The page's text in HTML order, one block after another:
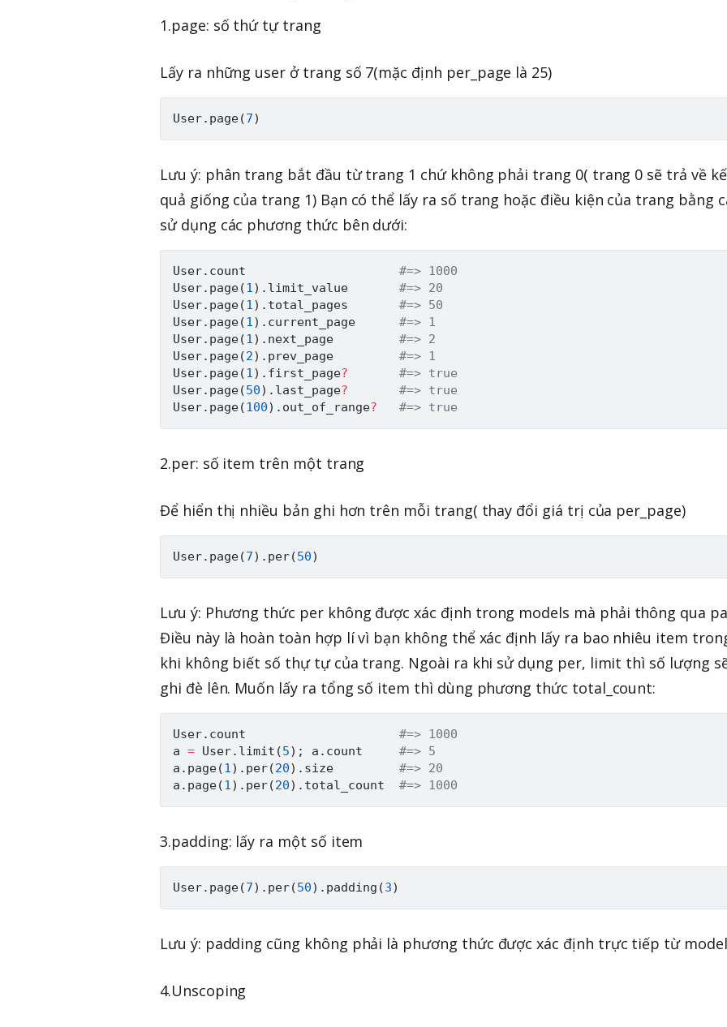
1.page: số thứ tự trang
Lấy ra những user ở trang số 7(mặc định per_page là 25)
User. page(7)
Lưu ý: phân trang bắt đầu từ trang 1 chứ không phải trang 0( trang 0 sẽ trả về
quả giống của trang 1) Bạn có thể lấy ra số trang hoặc điều kiện của trang bằng
sử dụng các phương thức bên dưới:
User. count #=> 1000
User. page(1) . limit_value #=> 20
User. page(1) . total_pages #=> 50
User. page(1) . current_page #=> 1
User. page(1) . next_page #=> 2
User. page(2) . prev_page #=> 1
User. page(1) . first_page?
#=> true
User. page(50) . last_page?
#=> true
User. page(100) . out_of_range? #=> true
2.per: số item trên một trang
Để hiển thị nhiều bản ghi hơn trên mỗi trang( thay đổi giá trị của per_page)
User. page(7) . per(50)
Lưu ý: Phương thức per không được xác định trong models mà phải thông qua
Điều này là hoàn toàn hợp lí vì bạn không thể xác định lấy ra bao nhiêu item
khi không biết số thự tự của trang. Ngoài ra khi sử dụng per, limit thì số lượng
ghi đè lên. Muốn lấy ra tổng số item thì dùng phương thức total_count:
User. count #=> 1000
a = User. limit (5) ; a . count #=> 5
a . page(1) . per(20) . size #=> 20
a . page(1) . per(20) . total_count #=> 1000
3.padding: lấy ra một số item
User. page(7) . per(50) . padding (3)
Lưu ý: padding cũng không phải là phương thức được xác định trực tiếp từ
4.Unscoping